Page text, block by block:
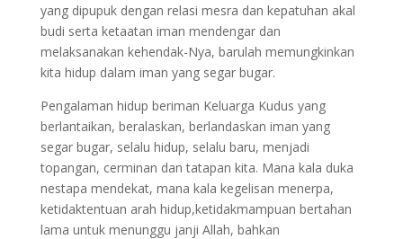
yang dipupuk dengan relasi mesra dan kepatuhan akal
budi serta ketaatan iman mendengar dan
melaksanakan kehendak-Nya, barulah memungkinkan
kita hidup dalam iman yang segar bugar.
Pengalaman hidup beriman Keluarga Kudus yang
berlantaikan, beralaskan, berlandaskan iman yang
segar bugar, selalu hidup, selalu baru, menjadi
topangan, cerminan dan tatapan kita. Mana kala duka
nestapa mendekat, mana kala kegelisan menerpa,
ketidaktentuan arah hidup,ketidakmampuan bertahan
lama untuk menunggu janji Allah, bahkan